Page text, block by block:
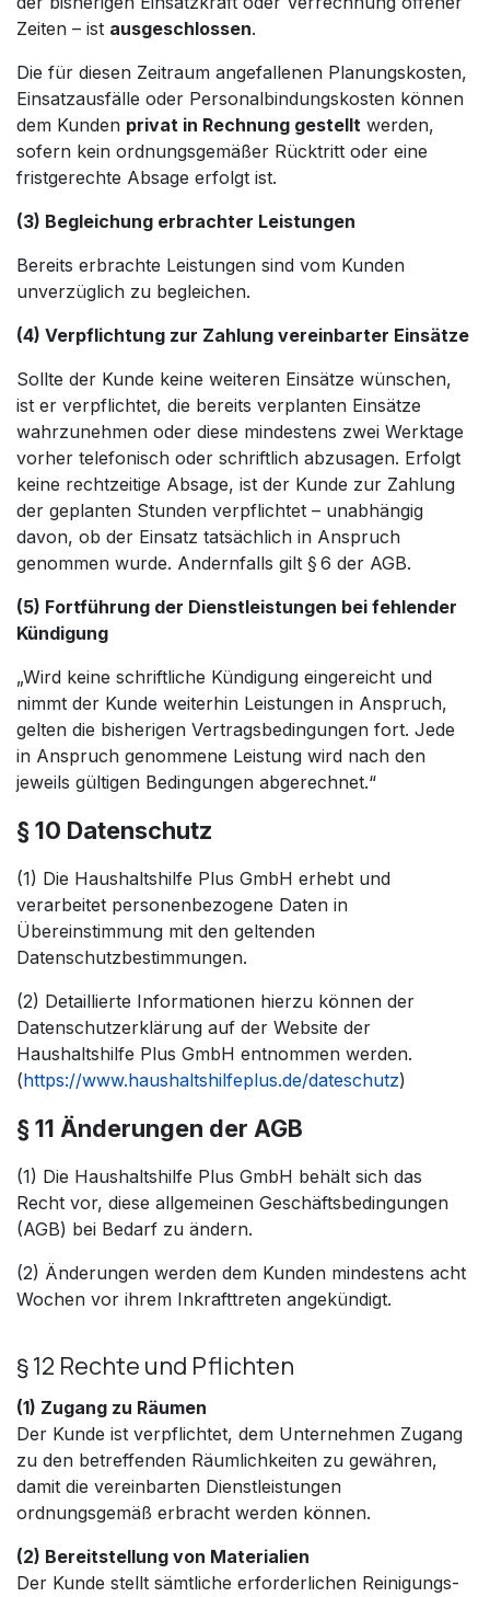
Zeiten – ist ausgeschlossen.
Die für diesen Zeitraum angefallenen Planungskosten,
Einsatzausfälle oder Personalbindungskosten können
dem Kunden privat in Rechnung gestellt werden,
sofern kein ordnungsgemäßer Rücktritt oder eine
fristgerechte Absage erfolgt ist.
(3) Begleichung erbrachter Leistungen
Bereits erbrachte Leistungen sind vom Kunden
unverzüglich zu begleichen.
(4) Verpflichtung zur Zahlung vereinbarter Einsätze
Sollte der Kunde keine weiteren Einsätze wünschen,
ist er verpflichtet, die bereits verplanten Einsätze
wahrzunehmen oder diese mindestens zwei Werktage
vorher telefonisch oder schriftlich abzusagen. Erfolgt
keine rechtzeitige Absage, ist der Kunde zur Zahlung
der geplanten Stunden verpflichtet – unabhängig
davon, ob der Einsatz tatsächlich in Anspruch
genommen wurde. Andernfalls gilt § 6 der AGB.
(5) Fortführung der Dienstleistungen bei fehlender
Kündigung
„Wird keine schriftliche Kündigung eingereicht und
nimmt der Kunde weiterhin Leistungen in Anspruch,
gelten die bisherigen Vertragsbedingungen fort. Jede
in Anspruch genommene Leistung wird nach den
jeweils gültigen Bedingungen abgerechnet.“
§ 10 Datenschutz
(1) Die Haushaltshilfe Plus GmbH erhebt und
verarbeitet personenbezogene Daten in
Übereinstimmung mit den geltenden
Datenschutzbestimmungen.
(2) Detaillierte Informationen hierzu können der
Datenschutzerklärung auf der Website der
Haushaltshilfe Plus GmbH entnommen werden.
(https://www.haushaltshilfeplus.de/dateschutz)
§ 11 Änderungen der AGB
(1) Die Haushaltshilfe Plus GmbH behält sich das
Recht vor, diese allgemeinen Geschäftsbedingungen
(AGB) bei Bedarf zu ändern.
(2) Änderungen werden dem Kunden mindestens acht
Wochen vor ihrem Inkrafttreten angekündigt.
§ 12 Rechte und Pflichten
(1) Zugang zu Räumen
Der Kunde ist verpflichtet, dem Unternehmen Zugang
zu den betreffenden Räumlichkeiten zu gewähren,
damit die vereinbarten Dienstleistungen
ordnungsgemäß erbracht werden können.
(2) Bereitstellung von Materialien
Der Kunde stellt sämtliche erforderlichen Reinigungs-